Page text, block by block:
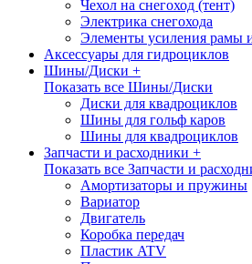
Чехол на снегоход (тент)
Электрика снегохода
Элементы усиления рамы
Аксессуары для гидроциклов
Шины/Диски +
Показать все Шины/Диски
Диски для квадроциклов
Шины для гольф каров
Шины для квадроциклов
Запчасти и расходники +
Показать все Запчасти и
Амортизаторы и пружины
Вариатор
Двигатель
Коробка передач
Пластик ATV